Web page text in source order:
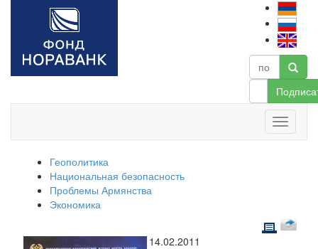
Геополитика
Национальная безопасность
Проблемы Армянства
Экономика
14.02.2011